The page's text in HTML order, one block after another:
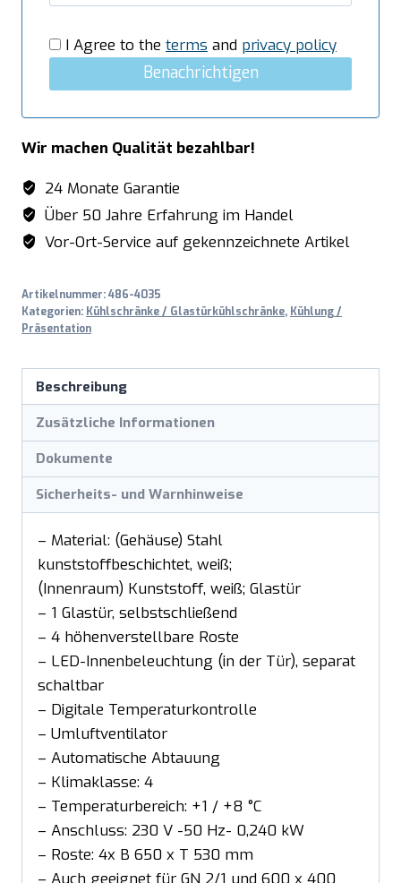
I Agree to the terms and privacy policy
Benachrichtigen
Wir machen Qualität bezahlbar!
24 Monate Garantie
Über 50 Jahre Erfahrung im Handel
Vor-Ort-Service auf gekennzeichnete Artikel
Artikelnummer:486-4035
Kategorien: Kühlschränke / Glastürkühlschränke, Kühlung /
Präsentation
Beschreibung
Zusätzliche Informationen
Dokumente
Sicherheits- und Warnhinweise
– Material: (Gehäuse) Stahl
kunststoffbeschichtet, weiß;
(Innenraum) Kunststoff, weiß; Glastür
– 1 Glastür, selbstschließend
– 4 höhenverstellbare Roste
– LED-Innenbeleuchtung (in der Tür), separat
schaltbar
– Digitale Temperaturkontrolle
– Umluftventilator
– Automatische Abtauung
– Klimaklasse: 4
– Temperaturbereich: +1 / +8 °C
– Anschluss: 230 V -50 Hz- 0,240 kW
– Roste: 4x B 650 x T 530 mm